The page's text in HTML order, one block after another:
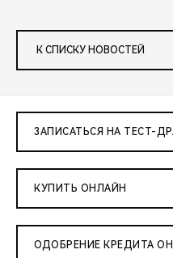
К СПИСКУ НОВОСТЕЙ
ЗАПИСАТЬСЯ НА ТЕСТ-
КУПИТЬ ОНЛАЙН
ОДОБРЕНИЕ КРЕДИТА